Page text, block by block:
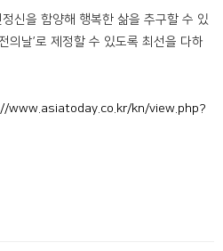
신을 함양해 행복한 삶을 추구할 수 있
의날’로 제정할 수 있도록 최선을 다하
www.asiatoday.co.kr/kn/view.php?